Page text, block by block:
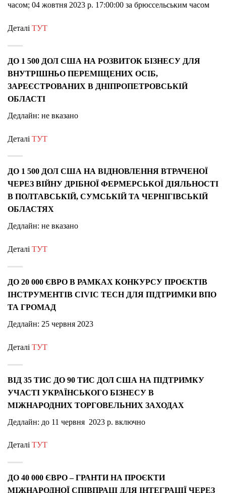
часом; 04 жовтня 2023 р. 17:00:00 за брюссельським часом
Деталі ТУТ
ДО 1 500 ДОЛ США НА РОЗВИТОК БІЗНЕСУ ДЛЯ
ВНУТРІШНЬО ПЕРЕМІЩЕНИХ ОСІБ,
ЗАРЕЄСТРОВАНИХ В ДНІПРОПЕТРОВСЬКІЙ
ОБЛАСТІ
Дедлайн: не вказано
Деталі ТУТ
ДО 1 500 ДОЛ США НА ВІДНОВЛЕННЯ ВТРАЧЕНОЇ
ЧЕРЕЗ ВІЙНУ ДРІБНОЇ ФЕРМЕРСЬКОЇ ДІЯЛЬНОСТІ
В ПОЛТАВСЬКІЙ, СУМСЬКІЙ ТА ЧЕРНІГІВСЬКІЙ
ОБЛАСТЯХ
Дедлайн: не вказано
Деталі ТУТ
ДО 20 000 ЄВРО В РАМКАХ КОНКУРСУ ПРОЄКТІВ
ІНСТРУМЕНТІВ CIVIC TECH ДЛЯ ПІДТРИМКИ ВПО
ТА ГРОМАД
Дедлайн: 25 червня 2023
Деталі ТУТ
ВІД 35 ТИС ДО 90 ТИС ДОЛ США НА ПІДТРИМКУ
УЧАСТІ УКРАЇНСЬКОГО БІЗНЕСУ В
МІЖНАРОДНИХ ТОРГОВЕЛЬНИХ ЗАХОДАХ
Дедлайн: до 11 червня 2023 р. включно
Деталі ТУТ
ДО 40 000 ЄВРО – ГРАНТИ НА ПРОЄКТИ
МІЖНАРОДНОЇ СПІВПРАЦІ ДЛЯ ІНТЕГРАЦІЇ ЧЕРЕЗ